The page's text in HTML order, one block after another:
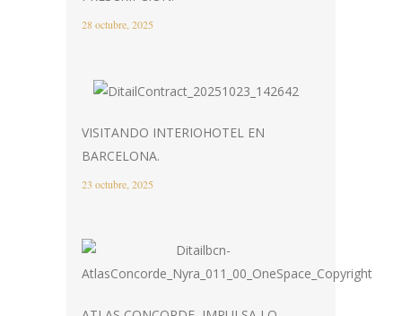
28 octubre, 2025
VISITANDO INTERIOHOTEL EN
BARCELONA.
23 octubre, 2025